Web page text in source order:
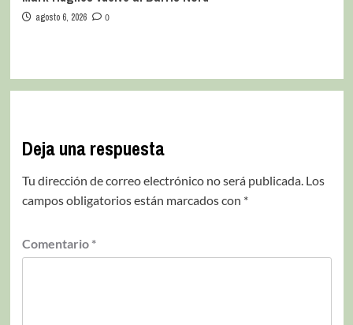
agosto 6, 2026 0
Deja una respuesta
Tu dirección de correo electrónico no será publicada. Los
campos obligatorios están marcados con *
Comentario *